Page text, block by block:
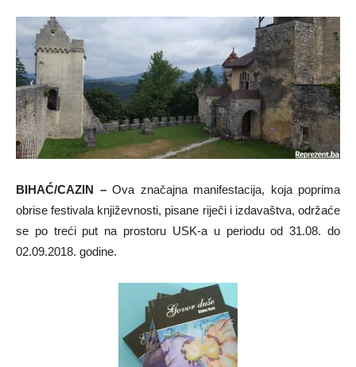
BIHAĆ/CAZIN –Ova značajna manifestacija, koja poprima
obrise festivala književnosti, pisane riječi i izdavaštva, održaće
se po treći put na prostoru USK-a u periodu od 31.08. do
02.09.2018. godine.